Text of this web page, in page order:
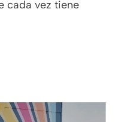
cada vez tiene